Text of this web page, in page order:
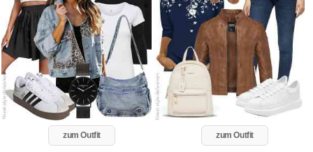
zum Outfit zum Outfit